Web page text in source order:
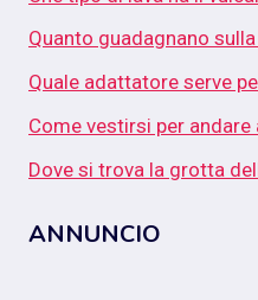
Quanto guadagnano sulla
Quale adattatore serve
Come vestirsi per andare
Dove si trova la grotta
ANNUNCIO